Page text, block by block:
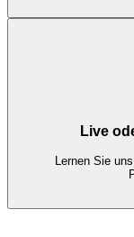
Live
Lernen Sie